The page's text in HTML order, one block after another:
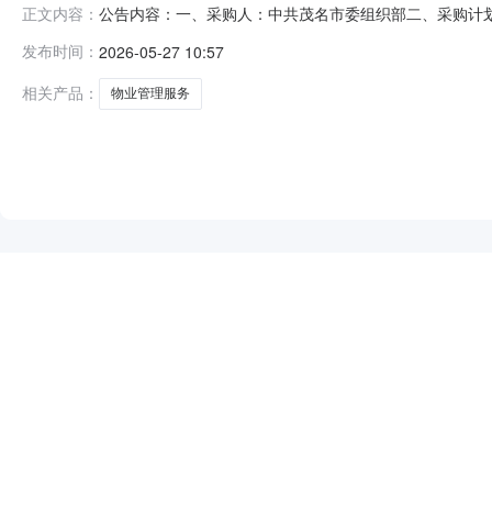
正文内容： 公告内容：一、采购人：中共茂名市委组织部二、采购
发布时间： 2026-05-27 10:57
相关产品：
物业管理服务